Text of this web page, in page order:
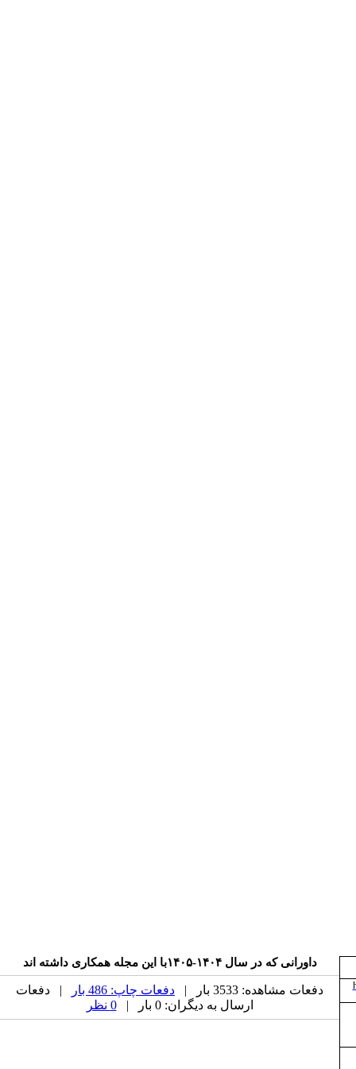
داورانی که در سال ۱۴۰۴-۱۴۰۵با این مجله همکاری داشته اند
دفعات مشاهده: 3533 بار | دفعات چاپ: 486 بار
| دفعات
ارسال به دیگران: 0 بار |
0 نظر